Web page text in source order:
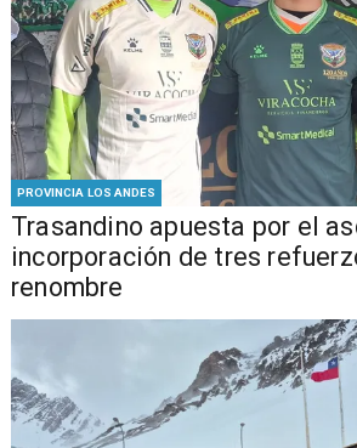
PROVINCIA LOS ANDES
Trasandino apuesta por el
incorporación de tres
renombre